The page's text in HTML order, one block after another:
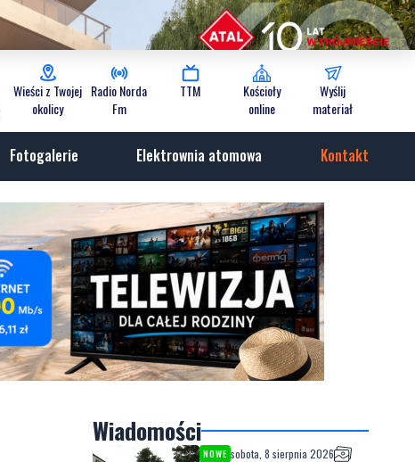
Wieści z Twojej
okolicy
Radio Norda
Fm
TTM
Kościoły
online
Wyślij
materiał
Fotogalerie Elektrownia atomowa Kontakt
Wiadomości
NOWE sobota, 8 sierpnia 2026